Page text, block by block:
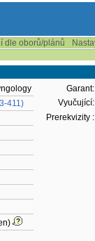
dle oborů/plánů
411)
Garant:
Vyučující:
Prerekvizity :